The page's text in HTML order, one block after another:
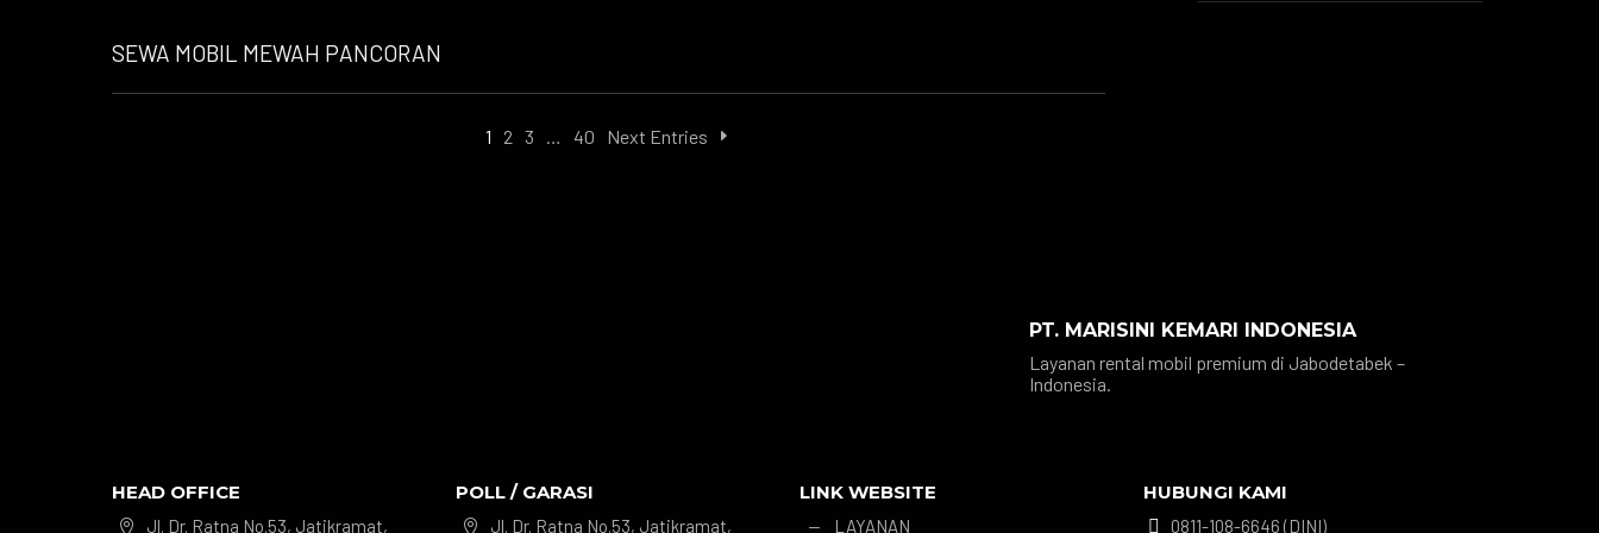
SEWA MOBIL MEWAH PANCORAN
1 2 3 … 40 Next Entries
PT. MARISINI KEMARI INDONESIA
Layanan rental mobil premium di Jabodetabek –
Indonesia.
HEAD OFFICE
 Jl. Dr. Ratna No.53, Jatikramat,
POLL / GARASI
 Jl. Dr. Ratna No.53, Jatikramat,
LINK WEBSITE
K LAYANAN
HUBUNGI KAMI
 0811-108-6646 (DINI)